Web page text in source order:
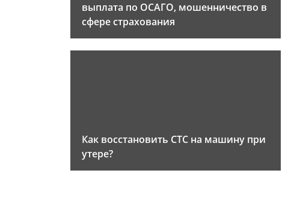
выплата по ОСАГО, мошенничество в
сфере страхования
Как восстановить СТС на машину при
утере?